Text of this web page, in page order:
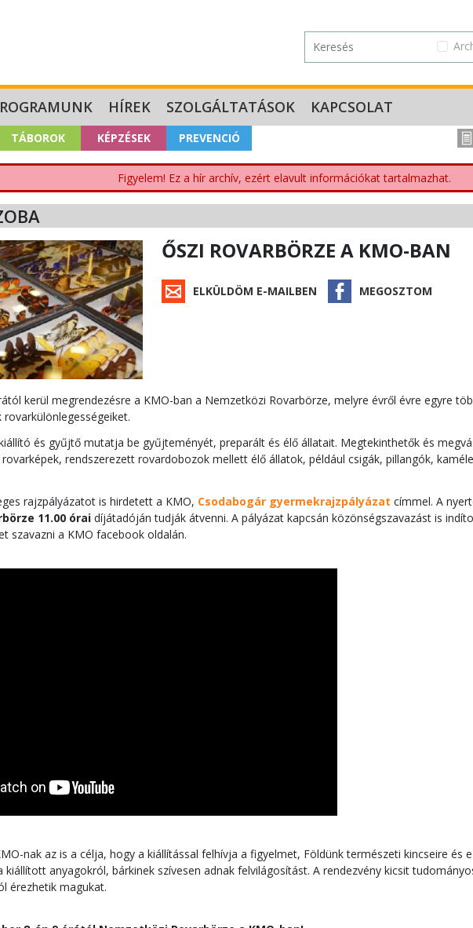
HÍREK SZOLGÁLTATÁSOK KAPCSOLAT
TÁBOROK KÉPZÉSEK PREVENCIÓ
Figyelem! Ez a hír archív, ezért elavult információkat tartalmazhat.
ŐSZI ROVARBÖRZE A KMO-BAN
ELKÜLDÖM E-MAILBEN MEGOSZTOM
kerül megrendezésre a KMO-ban a Nemzetközi Rovarbörze, melyre évről évre egyre
és gyűjtő mutatja be gyűjteményét, preparált és élő állatait. Megtekinthetők és
rendszerezett rovardobozok mellett élő állatok, például csigák, pillangók,
rajzpályázatot is hirdetett a KMO, Csodabogár gyermekrajzpályázat címmel. A
11.00 órai díjátadóján tudják átvenni. A pályázat kapcsán közönségszavazást is
szavazni a KMO facebook oldalán.
nak az is a célja, hogy a kiállítással felhívja a figyelmet, Földünk természeti kincseire és
kiállított anyagokról, bárkinek szívesen adnak felvilágosítást. A rendezvény kicsit
érezhetik magukat.